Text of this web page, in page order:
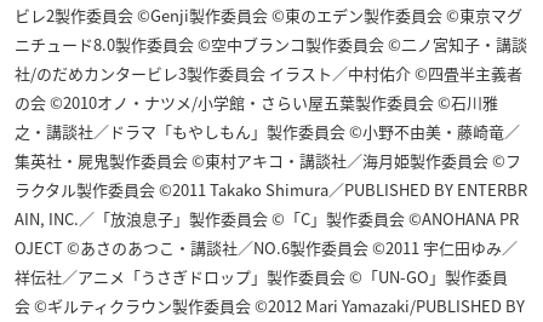
ビレ2製作委員会 ©Genji製作委員会 ©東のエデン製作委員会 ©東京マグ
ニチュード8.0製作委員会 ©空中ブランコ製作委員会 ©二ノ宮知子・講談
社/のだめカンタービレ3製作委員会 イラスト／中村佑介 ©四畳半主義者
の会 ©2010オノ・ナツメ/小学館・さらい屋五葉製作委員会 ©石川雅
之・講談社／ドラマ「もやしもん」製作委員会 ©小野不由美・藤崎竜／
集英社・屍鬼製作委員会 ©東村アキコ・講談社／海月姫製作委員会 ©フ
ラクタル製作委員会 ©2011 Takako Shimura／PUBLISHED BY ENTERBR
AIN, INC.／「放浪息子」製作委員会 ©「C」製作委員会 ©ANOHANA PR
OJECT ©あさのあつこ・講談社／NO.6製作委員会 ©2011 宇仁田ゆみ／
祥伝社／アニメ「うさぎドロップ」製作委員会 ©「UN-GO」製作委員
会 ©ギルティクラウン製作委員会 ©2012 Mari Yamazaki/PUBLISHED BY